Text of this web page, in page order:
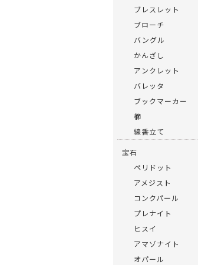
ブレスレット
ブローチ
バングル
かんざし
アンクレット
バレッタ
ブックマーカー
櫛
線香立て
宝石
ペリドット
アメジスト
コンクパール
プレナイト
ヒスイ
アマゾナイト
オパール